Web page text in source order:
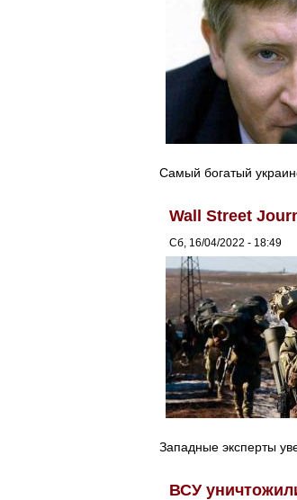
Самый богатый
Wall Street
Сб, 16/04/2022 - 18:49
Западные эксперты
ВСУ